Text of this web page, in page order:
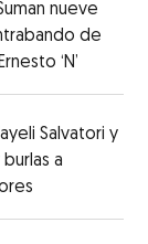
nueve
de
‘N’
Salvatori y
burlas a